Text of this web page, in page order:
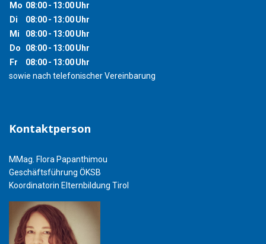
Mo 08:00- 13:00Uhr
Di
08:00- 13:00Uhr
Mi
08:00- 13:00Uhr
Do
08:00- 13:00Uhr
Fr
08:00- 13:00Uhr
sowie nach telefonischer Vereinbarung
Kontaktperson
MMag. Flora Papanthimou
Geschäftsführung ÖKSB
Koordinatorin Elternbildung Tirol